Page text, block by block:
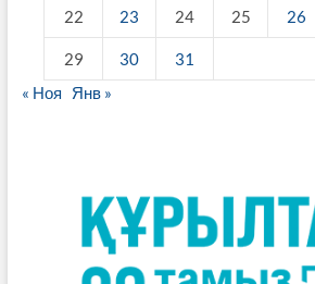
22 23 24 25 26
29 30
31
« Ноя
Янв »